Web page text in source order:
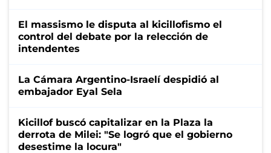
El massismo le disputa al kicillofismo el
control del debate por la relección de
intendentes
La Cámara Argentino-Israelí despidió al
embajador Eyal Sela
Kicillof buscó capitalizar en la Plaza la
derrota de Milei: "Se logró que el gobierno
desestime la locura"